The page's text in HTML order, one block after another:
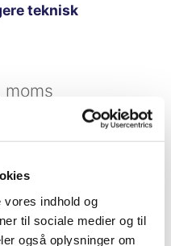
indhold og
til sociale medier og til
også oplysninger om
teknisk
moms